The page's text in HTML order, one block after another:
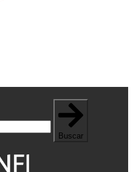
Buscar